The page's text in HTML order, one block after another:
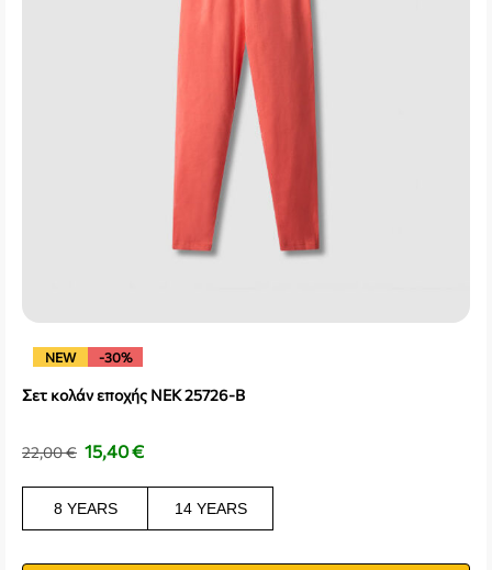
NEW -30%
Σετ κολάν εποχής NEK 25726-B
22,00€ 15,40€
8 YEARS 14 YEARS